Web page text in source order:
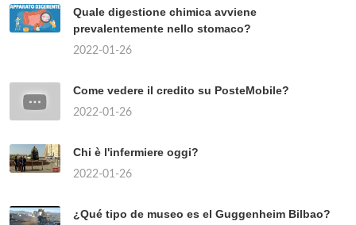
Quale digestione chimica avviene
prevalentemente nello stomaco?
2022-01-26
Come vedere il credito su PosteMobile?
2022-01-26
Chi è l'infermiere oggi?
2022-01-26
¿Qué tipo de museo es el Guggenheim Bilbao?